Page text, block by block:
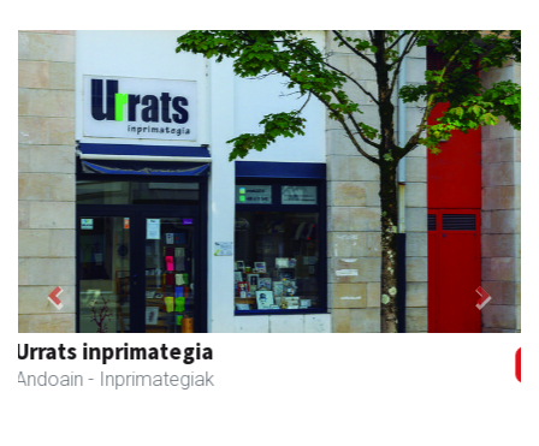
Bastero Kulturgunea
Andoain - Kulturguneak
Previous Next